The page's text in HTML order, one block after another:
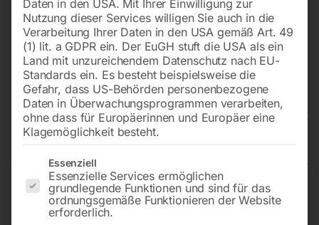
Ersatzschläuche –
Polyestergewebe bis ca. 80°C
inkl. Gummiabdeckbänder (3 Stk. Packung) für
Knickgelenke zu Absaugarme und Teleskoparme Ø
Daten in den USA. Mit Ihrer Einwilligung zur
Nutzung dieser Services willigen Sie auch in die
Verarbeitung Ihrer Daten in den USA gemäß Art. 49
(1) lit. a GDPR ein. Der EuGH stuft die USA als ein
Land mit unzureichendem Datenschutz nach EU-
Standards ein. Es besteht beispielsweise die
Gefahr, dass US-Behörden personenbezogene
Daten in Überwachungsprogrammen verarbeiten,
ohne dass für Europäerinnen und Europäer eine
Klagemöglichkeit besteht.
Es folgt eine Liste der Service-Gruppen, für die eine
Essenziell
Essenzielle Services ermöglichen
grundlegende Funktionen und sind für das
ordnungsgemäße Funktionieren der Website
erforderlich.